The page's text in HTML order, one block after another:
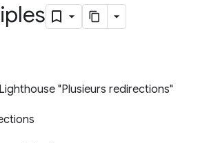
"Plusieurs redirections"